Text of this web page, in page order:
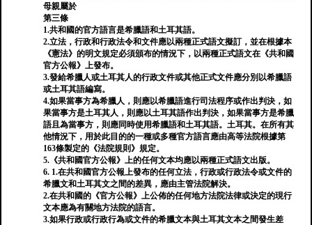
母親屬於
第三條
1.共和國的官方語言是希臘語和土耳其語。
2.立法，行政和行政法令和文件應以兩種正式語文擬訂，並在根據本
《憲法》的明文規定必須頒布的情況下，以兩種正式語文在《共和國
官方公報》上發布。
3.發給希臘人或土耳其人的行政文件或其他正式文件應分別以希臘語
或土耳其語編寫。
4.如果當事方為希臘人，則應以希臘語進行司法程序或作出判決，如
果當事方是土耳其人，則應以土耳其語作出判決，如果當事方是希臘
語且為當事方，則應同時使用希臘語和土耳其語。土耳其。在所有其
他情況下，用於此目的的一種或多種官方語言應由高等法院根據第
163條製定的《法院規則》規定。
5.《共和國官方公報》上的任何文本均應以兩種正式語文出版。
6. 1.在共和國官方公報上發布的任何立法，行政或行政法令或文件的
希臘文和土耳其文之間的差異，應由主管法院解決。
2.在共和國的《官方公報》上公佈的任何地方法院法律或決定的現行
文本應為有關地方法院的語言。
3.如果行政或行政行為或文件的希臘文本與土耳其文本之間發生差